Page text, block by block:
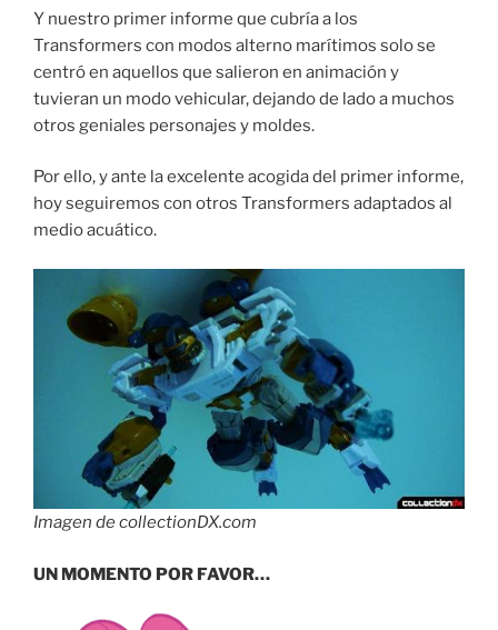
Y nuestro primer informe que cubría a los
Transformers con modos alterno marítimos solo se
centró en aquellos que salieron en animación y
tuvieran un modo vehicular, dejando de lado a muchos
otros geniales personajes y moldes.
Por ello, y ante la excelente acogida del primer informe,
hoy seguiremos con otros Transformers adaptados al
medio acuático.
Imagen de collectionDX.com
UN MOMENTO POR FAVOR…